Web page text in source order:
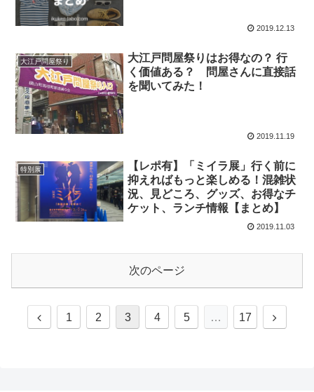
2019.12.13
大江戸問屋祭り
大江戸問屋祭りはお得なの？ 行
く価値ある？ 問屋さんに直接話
を聞いてみた！
2019.11.19
特別展
【レポ有】「ミイラ展」行く前に
抑えればもっと楽しめる！混雑状
況、見どころ、グッズ、お得なチ
ケット、ランチ情報【まとめ】
2019.11.03
次のページ
前
1 2 3 4 5 … 17
次